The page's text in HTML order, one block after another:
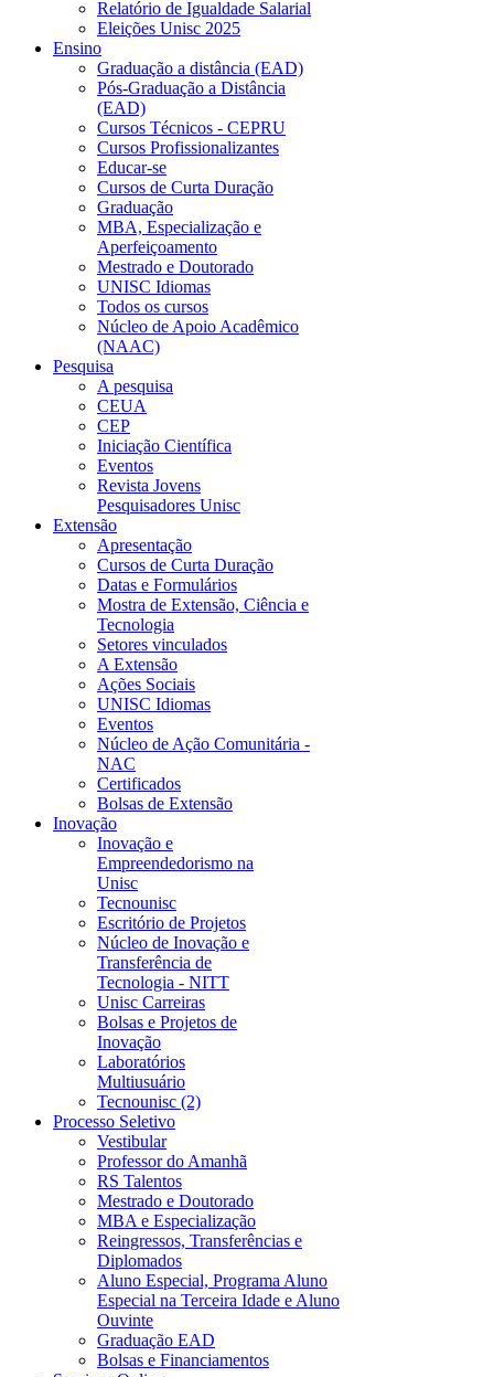
Relatório de Igualdade Salarial
Eleições Unisc 2025
Ensino
Graduação a distância (EAD)
Pós-Graduação a Distância
(EAD)
Cursos Técnicos - CEPRU
Cursos Profissionalizantes
Educar-se
Cursos de Curta Duração
Graduação
MBA, Especialização e
Aperfeiçoamento
Mestrado e Doutorado
UNISC Idiomas
Todos os cursos
Núcleo de Apoio Acadêmico
(NAAC)
Pesquisa
A pesquisa
CEUA
CEP
Iniciação Científica
Eventos
Revista Jovens
Pesquisadores Unisc
Extensão
Apresentação
Cursos de Curta Duração
Datas e Formulários
Mostra de Extensão, Ciência e
Tecnologia
Setores vinculados
A Extensão
Ações Sociais
UNISC Idiomas
Eventos
Núcleo de Ação Comunitária -
NAC
Certificados
Bolsas de Extensão
Inovação
Inovação e
Empreendedorismo na
Unisc
Tecnounisc
Escritório de Projetos
Núcleo de Inovação e
Transferência de
Tecnologia - NITT
Unisc Carreiras
Bolsas e Projetos de
Inovação
Laboratórios
Multiusuário
Tecnounisc (2)
Processo Seletivo
Vestibular
Professor do Amanhã
RS Talentos
Mestrado e Doutorado
MBA e Especialização
Reingressos, Transferências e
Diplomados
Aluno Especial, Programa Aluno
Especial na Terceira Idade e Aluno
Ouvinte
Graduação EAD
Bolsas e Financiamentos